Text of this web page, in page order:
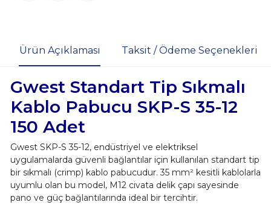
Ürün Açıklaması Taksit / Ödeme Seçenekleri
Gwest Standart Tip Sıkmalı
Kablo Pabucu SKP-S 35-12
150 Adet
Gwest SKP-S 35-12, endüstriyel ve elektriksel
uygulamalarda güvenli bağlantılar için kullanılan standart tip
bir sıkmalı (crimp) kablo pabucudur. 35 mm² kesitli kablolarla
uyumlu olan bu model, M12 civata delik çapı sayesinde
pano ve güç bağlantılarında ideal bir tercihtir.